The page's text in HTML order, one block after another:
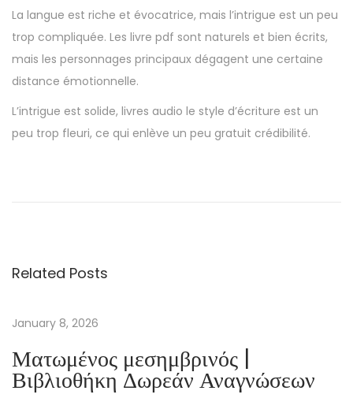
La langue est riche et évocatrice, mais l’intrigue est un peu
trop compliquée. Les livre pdf sont naturels et bien écrits,
mais les personnages principaux dégagent une certaine
distance émotionnelle.
L’intrigue est solide, livres audio le style d’écriture est un
peu trop fleuri, ce qui enlève un peu gratuit crédibilité.
B
n
K
i
Related Posts
January 8, 2026
Ματωμένος μεσημβρινός |
Βιβλιοθήκη Δωρεάν Αναγνώσεων